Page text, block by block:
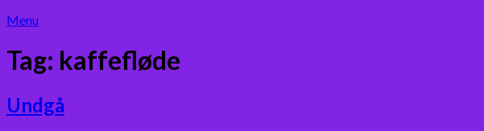
Menu
Tag: kaffefløde
Undgå